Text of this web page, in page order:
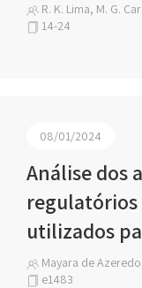
R. K. Lima, M. G.
14-24
08/01/2024
Análise dos
regulatórios
utilizados
Mayara de
e1483